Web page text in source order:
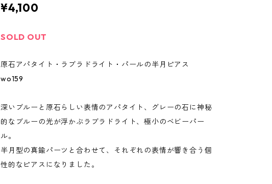
¥4,100
SOLD OUT
原石アパタイト・ラブラドライト・パールの半月ピアス
wo159
深いブルーと原石らしい表情のアパタイト、グレーの石に神秘
的なブルーの光が浮かぶラブラドライト、極小のベビーパー
ル。
半月型の真鍮パーツと合わせて、それぞれの表情が響き合う個
性的なピアスになりました。